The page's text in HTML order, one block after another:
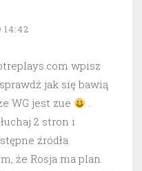
14:42
wpisz
sprawdź jak się bawią
WG jest zue
.
2 stron i
źródła
że Rosja ma plan